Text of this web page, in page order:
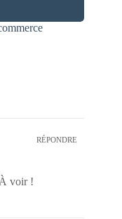
RÉPONDRE
voir !